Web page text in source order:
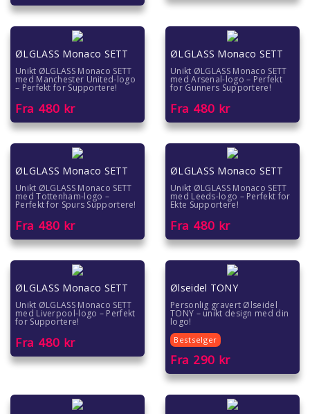
ØLGLASS Monaco SETT
Unikt ØLGLASS Monaco SETT
med Manchester United-logo
– Perfekt for Supportere!
Fra 480 kr
ØLGLASS Monaco SETT
Unikt ØLGLASS Monaco SETT
med Arsenal-logo – Perfekt
for Gunners Supportere!
Fra 480 kr
ØLGLASS Monaco SETT
Unikt ØLGLASS Monaco SETT
med Tottenham-logo –
Perfekt for Spurs Supportere!
Fra 480 kr
ØLGLASS Monaco SETT
Unikt ØLGLASS Monaco SETT
med Leeds-logo – Perfekt for
Ekte Supportere!
Fra 480 kr
ØLGLASS Monaco SETT
Unikt ØLGLASS Monaco SETT
med Liverpool-logo – Perfekt
for Supportere!
Fra 480 kr
Ølseidel TONY
Personlig gravert Ølseidel
TONY – unikt design med din
logo!
Bestselger
Fra 290 kr